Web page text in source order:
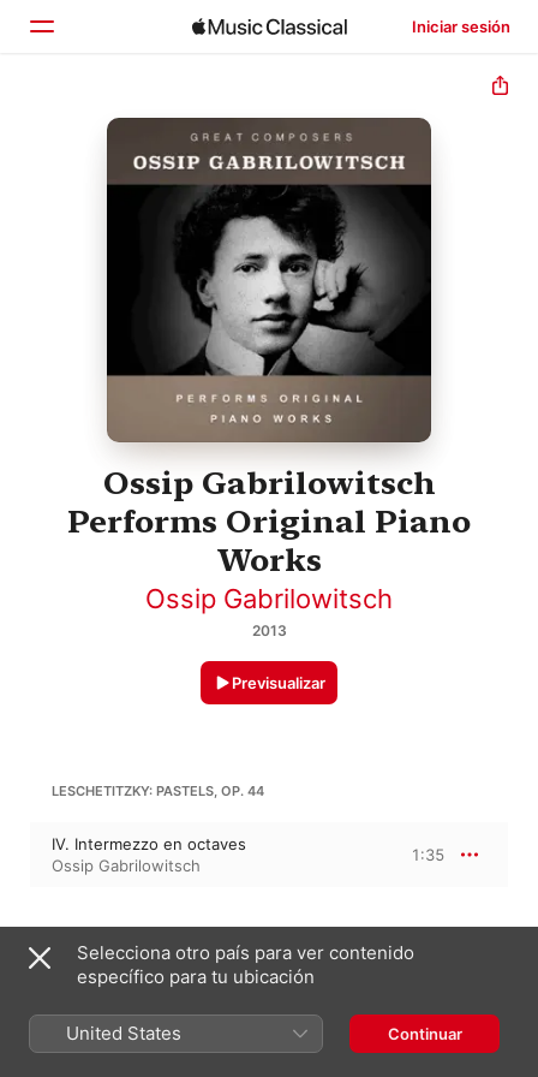
Iniciar sesión
Inicio
Explorar
Ossip Gabrilowitsch
Performs Original Piano
Works
Ossip Gabrilowitsch
2013
Previsualizar
LESCHETITZKY: PASTELS, OP. 44
IV. Intermezzo en octaves
Ossip Gabrilowitsch
1:35
Dance Of The Elves in A major,
Ossip Gabrilowitsch
Selecciona otro país para ver contenido
específico para tu ubicación
United States Continuar